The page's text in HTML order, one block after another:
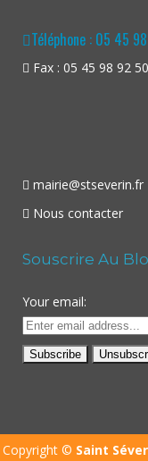
Téléphone : 05 45
Fax : 05 45 98 92 50
mairie@stseverin.fr
Nous contacter
Souscrire Au
Your email:
Copyright © Saint